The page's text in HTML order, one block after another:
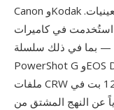
Canon وKodak وشركات تصوير أخرى في أواخر التسعينيات.
استُخدمت في كاميرات Canon الاستهلاكية وشبه الاحترافية من
الثالثة — بما في ذلك سلسلة
PowerShot G وEOS D30 وEOS D60 وEOS 10D — وتخزن
ملفات CRW القراءة غير المعالجة من المستشعر بعمق 12 بت في
عن النهج المشتق من